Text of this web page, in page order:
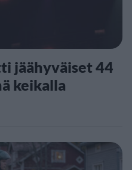
jäähyväiset 44
keikalla